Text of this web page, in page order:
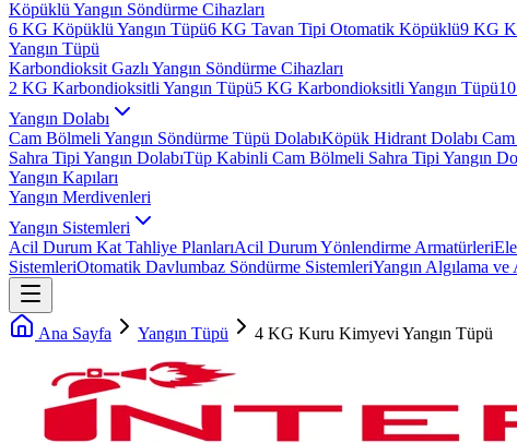
Köpüklü Yangın Söndürme Cihazları
6 KG Köpüklü Yangın Tüpü6 KG Tavan Tipi Otomatik Köpüklü9 KG
Yangın Tüpü
Karbondioksit Gazlı Yangın Söndürme Cihazları
2 KG Karbondioksitli Yangın Tüpü5 KG Karbondioksitli Yangın Tüpü
Yangın Dolabı
Cam Bölmeli Yangın Söndürme Tüpü DolabıKöpük Hidrant Dolabı
Sahra Tipi Yangın DolabıTüp Kabinli Cam Bölmeli Sahra Tipi Yangın
Yangın Kapıları
Yangın Merdivenleri
Yangın Sistemleri
Acil Durum Kat Tahliye PlanlarıAcil Durum Yönlendirme Armatürleri
SistemleriOtomatik Davlumbaz Söndürme SistemleriYangın Algılama
Ana Sayfa Yangın Tüpü 4 KG Kuru Kimyevi Yangın Tüpü